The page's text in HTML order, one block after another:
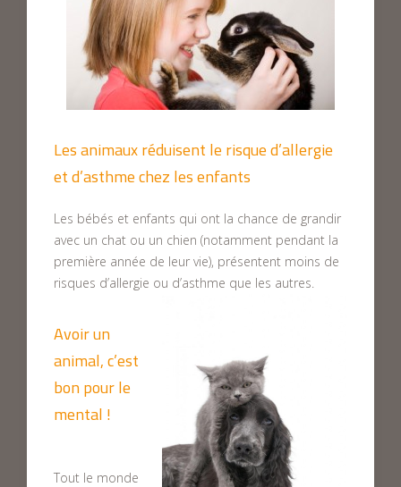
Les animaux réduisent le risque d’allergie
et d’asthme chez les enfants
Les bébés et enfants qui ont la chance de grandir
avec un chat ou un chien (notamment pendant la
première année de leur vie), présentent moins de
risques d’allergie ou d’asthme que les autres.
Avoir un
animal, c’est
bon pour le
mental !
Tout le monde